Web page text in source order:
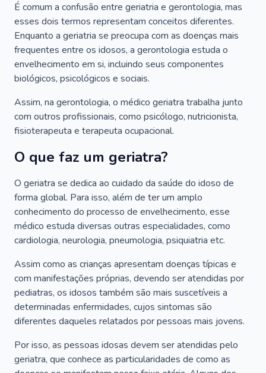
É comum a confusão entre geriatria e gerontologia, mas
esses dois termos representam conceitos diferentes.
Enquanto a geriatria se preocupa com as doenças mais
frequentes entre os idosos, a gerontologia estuda o
envelhecimento em si, incluindo seus componentes
biológicos, psicológicos e sociais.
Assim, na gerontologia, o médico geriatra trabalha junto
com outros profissionais, como psicólogo, nutricionista,
fisioterapeuta e terapeuta ocupacional.
O que faz um geriatra?
O geriatra se dedica ao cuidado da saúde do idoso de
forma global. Para isso, além de ter um amplo
conhecimento do processo de envelhecimento, esse
médico estuda diversas outras especialidades, como
cardiologia, neurologia, pneumologia, psiquiatria etc.
Assim como as crianças apresentam doenças típicas e
com manifestações próprias, devendo ser atendidas por
pediatras, os idosos também são mais suscetíveis a
determinadas enfermidades, cujos sintomas são
diferentes daqueles relatados por pessoas mais jovens.
Por isso, as pessoas idosas devem ser atendidas pelo
geriatra, que conhece as particularidades de como as